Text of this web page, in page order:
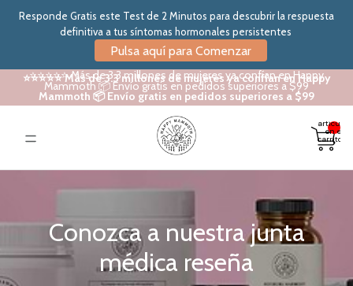
Responde Gratis este Test de 2 Minutos para descubrir la respuesta
definitiva a tus síntomas hormonales persistentes
Pulsa aquí para Comenzar
⭐⭐⭐⭐⭐ Más de 3.3 millones de mujeres ya confían en Happy
Mammoth 📦 Envío gratis en pedidos superiores a $99
⭐⭐⭐⭐⭐ Más de 3.3 millones de mujeres ya confían en Happy
Mammoth 📦 Envío gratis en pedidos superiores a $99
artículos
en el
carrito: 0
Conozca a nuestra junta
médica reseña